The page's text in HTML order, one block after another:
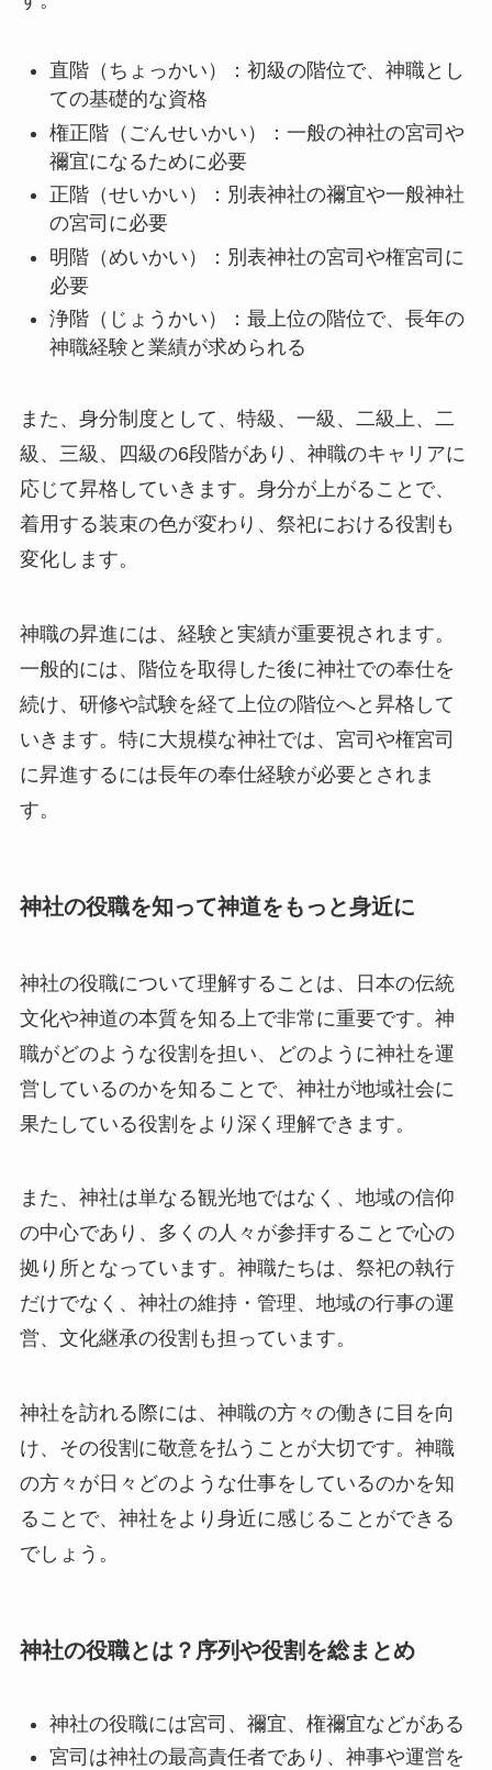
直階（ちょっかい）：初級の階位で、神職とし
ての基礎的な資格
権正階（ごんせいかい）：一般の神社の宮司や
禰宜になるために必要
正階（せいかい）：別表神社の禰宜や一般神社
の宮司に必要
明階（めいかい）：別表神社の宮司や権宮司に
必要
浄階（じょうかい）：最上位の階位で、長年の
神職経験と業績が求められる
また、身分制度として、特級、一級、二級上、二
級、三級、四級の6段階があり、神職のキャリアに
応じて昇格していきます。身分が上がることで、
着用する装束の色が変わり、祭祀における役割も
変化します。
神職の昇進には、経験と実績が重要視されます。
一般的には、階位を取得した後に神社での奉仕を
続け、研修や試験を経て上位の階位へと昇格して
いきます。特に大規模な神社では、宮司や権宮司
に昇進するには長年の奉仕経験が必要とされま
す。
神社の役職を知って神道をもっと身近に
神社の役職について理解することは、日本の伝統
文化や神道の本質を知る上で非常に重要です。神
職がどのような役割を担い、どのように神社を運
営しているのかを知ることで、神社が地域社会に
果たしている役割をより深く理解できます。
また、神社は単なる観光地ではなく、地域の信仰
の中心であり、多くの人々が参拝することで心の
拠り所となっています。神職たちは、祭祀の執行
だけでなく、神社の維持・管理、地域の行事の運
営、文化継承の役割も担っています。
神社を訪れる際には、神職の方々の働きに目を向
け、その役割に敬意を払うことが大切です。神職
の方々が日々どのような仕事をしているのかを知
ることで、神社をより身近に感じることができる
でしょう。
神社の役職とは？序列や役割を総まとめ
神社の役職には宮司、禰宜、権禰宜などがある
宮司は神社の最高責任者であり、神事や運営を